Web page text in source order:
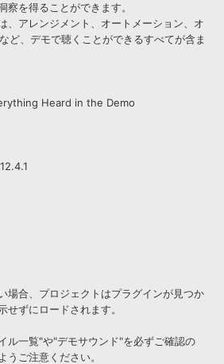
察を得ることができます。
、アレンジメント、オートメーション、オ
ど、デモで聴くことができるすべてが含ま
Heard in the Demo
場合、プロジェクトはプラグインが見つか
せずにロードされます。
ル一覧"や"デモサウンド"を必ずご確認の
うご注意ください。